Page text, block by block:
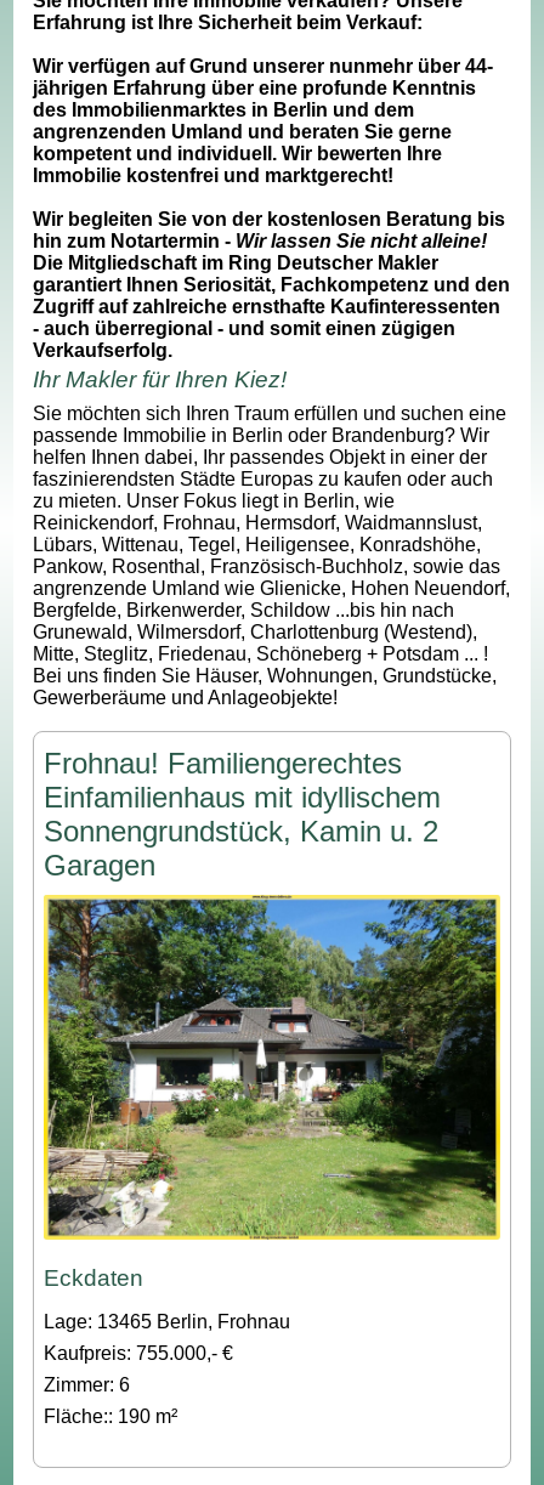
Erfahrung ist Ihre Sicherheit beim Verkauf:
Wir verfügen auf Grund unserer nunmehr über 44-
jährigen Erfahrung über eine profunde Kenntnis
des Immobilienmarktes in Berlin und dem
angrenzenden Umland und beraten Sie gerne
kompetent und individuell. Wir bewerten Ihre
Immobilie kostenfrei und marktgerecht!
Wir begleiten Sie von der kostenlosen Beratung bis
hin zum Notartermin - Wir lassen Sie nicht alleine!
Die Mitgliedschaft im Ring Deutscher Makler
garantiert Ihnen Seriosität, Fachkompetenz und den
Zugriff auf zahlreiche ernsthafte Kaufinteressenten
- auch überregional - und somit einen zügigen
Verkaufserfolg.
Ihr Makler für Ihren Kiez!
Sie möchten sich Ihren Traum erfüllen und suchen eine
passende Immobilie in Berlin oder Brandenburg? Wir
helfen Ihnen dabei, Ihr passendes Objekt in einer der
faszinierendsten Städte Europas zu kaufen oder auch
zu mieten. Unser Fokus liegt in Berlin, wie
Reinickendorf, Frohnau, Hermsdorf, Waidmannslust,
Lübars, Wittenau, Tegel, Heiligensee, Konradshöhe,
Pankow, Rosenthal, Französisch-Buchholz, sowie das
angrenzende Umland wie Glienicke, Hohen Neuendorf,
Bergfelde, Birkenwerder, Schildow ...bis hin nach
Grunewald, Wilmersdorf, Charlottenburg (Westend),
Mitte, Steglitz, Friedenau, Schöneberg + Potsdam ... !
Bei uns finden Sie Häuser, Wohnungen, Grundstücke,
Gewerberäume und Anlageobjekte!
Frohnau! Familiengerechtes
Einfamilienhaus mit idyllischem
Sonnengrundstück, Kamin u. 2
Garagen
Eckdaten
Lage: 13465 Berlin, Frohnau
Kaufpreis: 755.000,- €
Zimmer: 6
Fläche:: 190 m²